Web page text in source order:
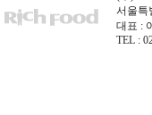
서울특
대표 :
TEL :